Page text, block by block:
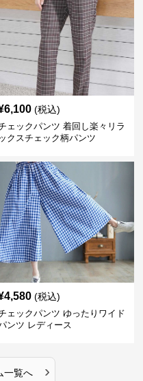
6,100 (税込)
ェックパンツ 着回し楽々リラ
ックスチェック柄パンツ
4,580 (税込)
ェックパンツ ゆったりワイド
ンツ レディース
一覧へ ›